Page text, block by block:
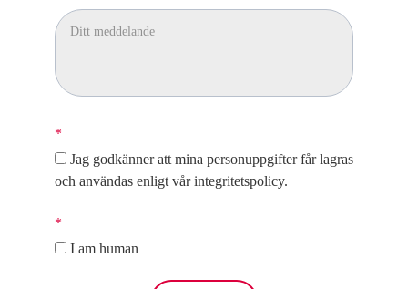
*
Jag godkänner att mina personuppgifter får lagras
och användas enligt vår integritetspolicy.
*
I am human